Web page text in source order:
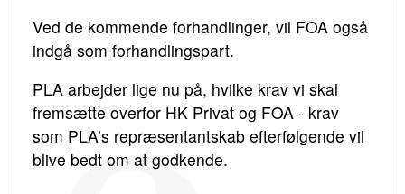
Ved de kommende forhandlinger, vil FOA også
indgå som forhandlingspart.
PLA arbejder lige nu på, hvilke krav vi skal
fremsætte overfor HK Privat og FOA - krav
som PLA’s repræsentantskab efterfølgende vil
blive bedt om at godkende.